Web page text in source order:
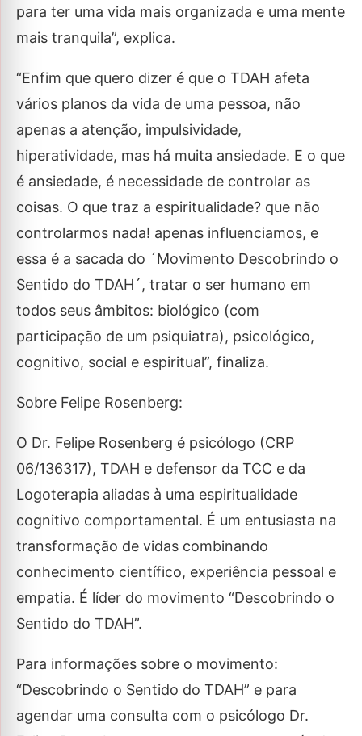
para ter uma vida mais organizada e uma mente
mais tranquila”, explica.
“Enfim que quero dizer é que o TDAH afeta
vários planos da vida de uma pessoa, não
apenas a atenção, impulsividade,
hiperatividade, mas há muita ansiedade. E o que
é ansiedade, é necessidade de controlar as
coisas. O que traz a espiritualidade? que não
controlarmos nada! apenas influenciamos, e
essa é a sacada do ´Movimento Descobrindo o
Sentido do TDAH´, tratar o ser humano em
todos seus âmbitos: biológico (com
participação de um psiquiatra), psicológico,
cognitivo, social e espiritual”, finaliza.
Sobre Felipe Rosenberg:
O Dr. Felipe Rosenberg é psicólogo (CRP
06/136317), TDAH e defensor da TCC e da
Logoterapia aliadas à uma espiritualidade
cognitivo comportamental. É um entusiasta na
transformação de vidas combinando
conhecimento científico, experiência pessoal e
empatia. É líder do movimento “Descobrindo o
Sentido do TDAH”.
Para informações sobre o movimento:
“Descobrindo o Sentido do TDAH” e para
agendar uma consulta com o psicólogo Dr.